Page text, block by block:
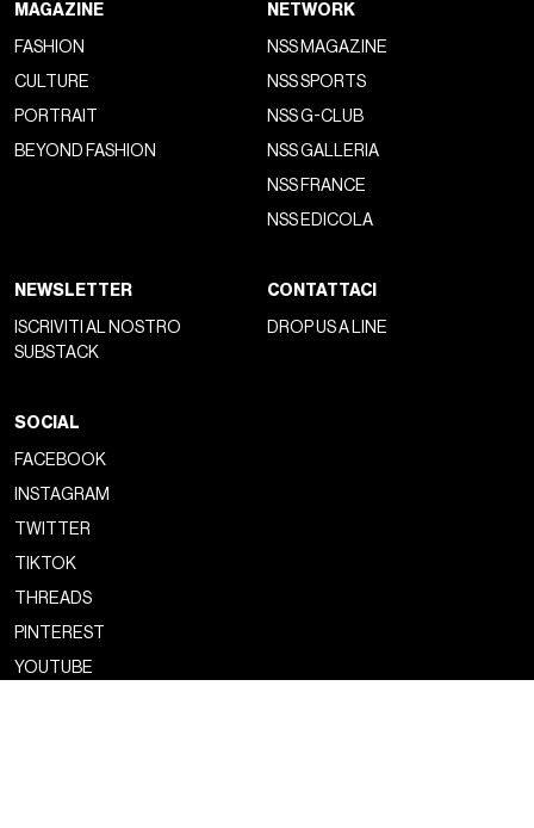
MAGAZINE
FASHION
CULTURE
PORTRAIT
BEYOND FASHION
NETWORK
NSS MAGAZINE
NSS SPORTS
NSS G-CLUB
NSS GALLERIA
NSS FRANCE
NSS EDICOLA
NEWSLETTER
ISCRIVITI AL NOSTRO
SUBSTACK
CONTATTACI
DROP US A LINE
SOCIAL
FACEBOOK
INSTAGRAM
TWITTER
TIKTOK
THREADS
PINTEREST
YOUTUBE